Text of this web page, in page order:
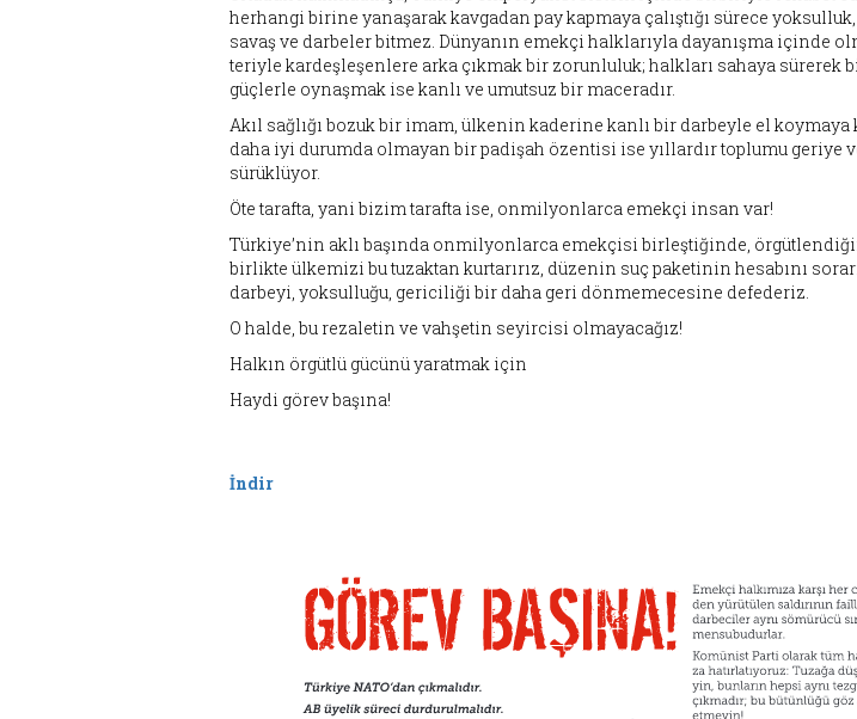
herhangi birine yanaşarak kavgadan pay kapmaya çalıştığı sürece
savaş ve darbeler bitmez. Dünyanın emekçi halklarıyla dayanışma içinde
teriyle kardeşleşenlere arka çıkmak bir zorunluluk; halkları sahaya sürerek
güçlerle oynaşmak ise kanlı ve umutsuz bir maceradır.
Akıl sağlığı bozuk bir imam, ülkenin kaderine kanlı bir darbeyle el koymaya
daha iyi durumda olmayan bir padişah özentisi ise yıllardır toplumu geriye
sürüklüyor.
Öte tarafta, yani bizim tarafta ise, onmilyonlarca emekçi insan var!
Türkiye’nin aklı başında onmilyonlarca emekçisi birleştiğinde,
birlikte ülkemizi bu tuzaktan kurtarırız, düzenin suç paketinin hesabını
darbeyi, yoksulluğu, gericiliği bir daha geri dönmemecesine defederiz.
O halde, bu rezaletin ve vahşetin seyircisi olmayacağız!
Halkın örgütlü gücünü yaratmak için
Haydi görev başına!
İndir